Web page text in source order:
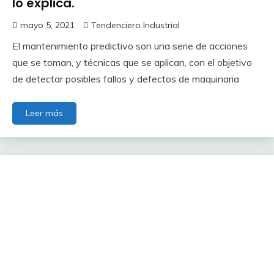
mayo 5, 2021 Tendenciero Industrial
El mantenimiento predictivo son una serie de acciones
que se toman, y técnicas que se aplican, con el objetivo
de detectar posibles fallos y defectos de maquinaria
Leer más